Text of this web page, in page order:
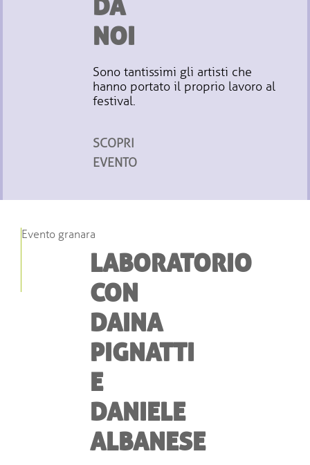
NOI
Sono tantissimi gli artisti che
hanno portato il proprio lavoro al
festival.
SCOPRI
EVENTO
Evento granara
LABORATORIO
CON
DAINA
PIGNATTI
E
DANIELE
ALBANESE